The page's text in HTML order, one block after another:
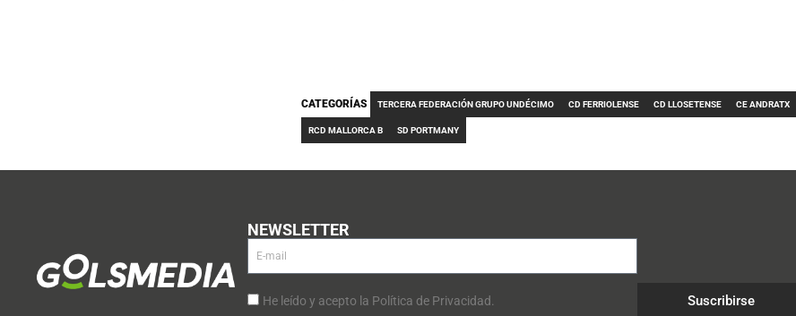
CATEGORÍAS TERCERA FEDERACIÓN GRUPO UNDÉCIMO CD FERRIOLENSE CD LLOSETENSE CE ANDRATX
RCD MALLORCA B SD PORTMANY
NEWSLETTER
He leído y acepto la Política de Privacidad. Suscribirse